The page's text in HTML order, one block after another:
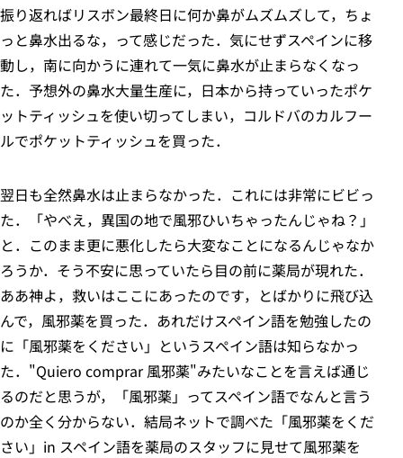
振り返ればリスボン最終日に何か鼻がムズムズして，ちょ
っと鼻水出るな，って感じだった．気にせずスペインに移
動し，南に向かうに連れて一気に鼻水が止まらなくなっ
た．予想外の鼻水大量生産に，日本から持っていったポケ
ットティッシュを使い切ってしまい，コルドバのカルフー
ルでポケットティッシュを買った．
翌日も全然鼻水は止まらなかった．これには非常にビビっ
た．「やべえ，異国の地で風邪ひいちゃったんじゃね？」
と．このまま更に悪化したら大変なことになるんじゃなか
ろうか．そう不安に思っていたら目の前に薬局が現れた．
ああ神よ，救いはここにあったのです，とばかりに飛び込
んで，風邪薬を買った．あれだけスペイン語を勉強したの
に「風邪薬をください」というスペイン語は知らなかっ
た．"Quiero comprar 風邪薬"みたいなことを言えば通じ
るのだと思うが，「風邪薬」ってスペイン語でなんと言う
のか全く分からない．結局ネットで調べた「風邪薬をくだ
さい」in スペイン語を薬局のスタッフに見せて風邪薬を